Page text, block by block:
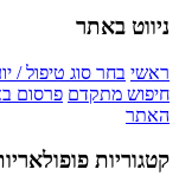
ניווט באתר
ראשי בחר סוג טיפול /
חיפוש מתקדם פרסום
האתר
קטגוריות